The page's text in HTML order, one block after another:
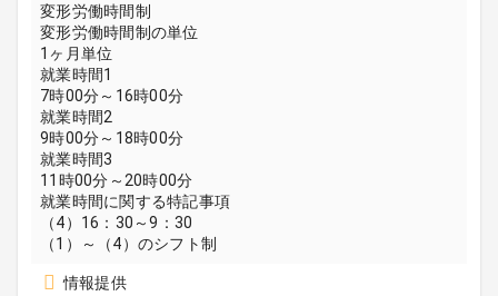
変形労働時間制
変形労働時間制の単位
1ヶ月単位
就業時間1
7時00分～16時00分
就業時間2
9時00分～18時00分
就業時間3
11時00分～20時00分
就業時間に関する特記事項
（4）16：30～9：30
（1）～（4）のシフト制
情報提供